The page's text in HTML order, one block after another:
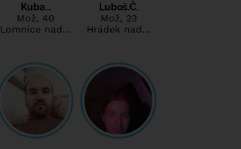
Kuba…
Mož, 40
Lomnice nad…
Luboš.Č.
Mož, 23
Hrádek nad…